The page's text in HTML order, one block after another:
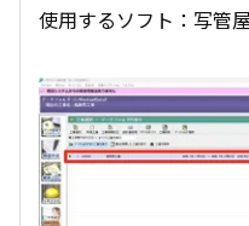
使用するソフト：写管屋